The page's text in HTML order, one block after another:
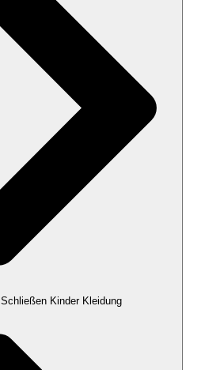
Schließen Kinder Kleidung